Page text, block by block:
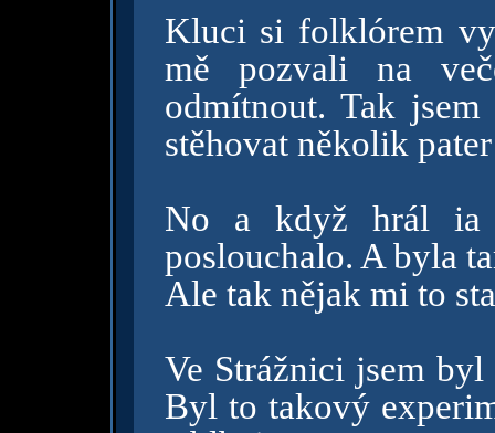
Kluci si folklórem
mě pozvali na
odmítnout. Tak
stěhovat několik
No a když hrál ia
poslouchalo. A byla
Ale tak nějak mi to
Ve Strážnici jsem
Byl to takový